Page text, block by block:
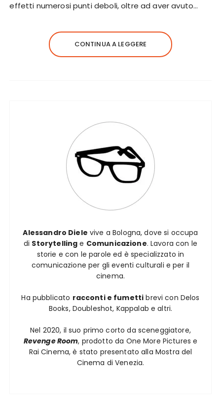
effetti numerosi punti deboli, oltre ad aver avuto…
CONTINUA A LEGGERE
Alessandro Diele vive a Bologna, dove si occupa
di Storytelling e Comunicazione. Lavora con le
storie e con le parole ed è specializzato in
comunicazione per gli eventi culturali e per il
cinema.
Ha pubblicato racconti e fumetti brevi con Delos
Books, Doubleshot, Kappalab e altri.
Nel 2020, il suo primo corto da sceneggiatore,
Revenge Room, prodotto da One More Pictures e
Rai Cinema, è stato presentato alla Mostra del
Cinema di Venezia.